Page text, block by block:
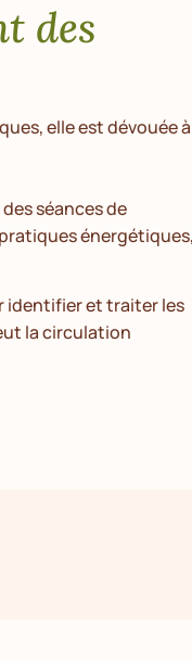
des
elle est dévouée à
séances de
énergétiques,
identifier et traiter les
la circulation